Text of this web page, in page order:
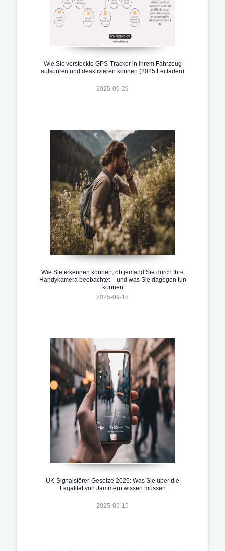
Wie Sie versteckte GPS-Tracker in Ihrem Fahrzeug
aufspüren und deaktivieren können (2025 Leitfaden)
2025-09-29
Wie Sie erkennen können, ob jemand Sie durch Ihre
Handykamera beobachtet – und was Sie dagegen tun
können
2025-09-18
UK-Signalstörer-Gesetze 2025: Was Sie über die
Legalität von Jammern wissen müssen
2025-09-15